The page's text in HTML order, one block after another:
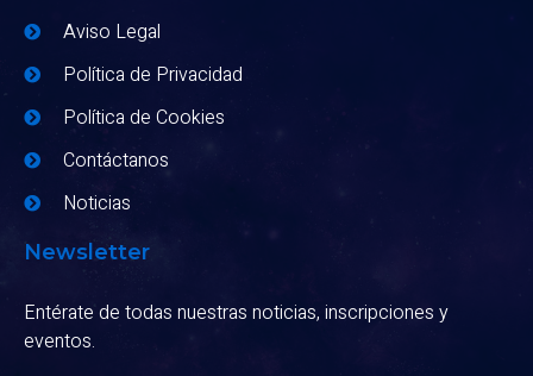
Aviso Legal
Política de Privacidad
Política de Cookies
Contáctanos
Noticias
Newsletter
Entérate de todas nuestras noticias, inscripciones y
eventos.